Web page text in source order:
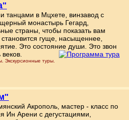
танцами в Мцхете, винзавод с
монастырь Гегард,
страны, чтобы показать вам
гуще, насыщеннее,
Это состояние души. Это звон
Экскурсионные туры.
Акрополь, мастер - класс по
Ин Арени с дегустациями,